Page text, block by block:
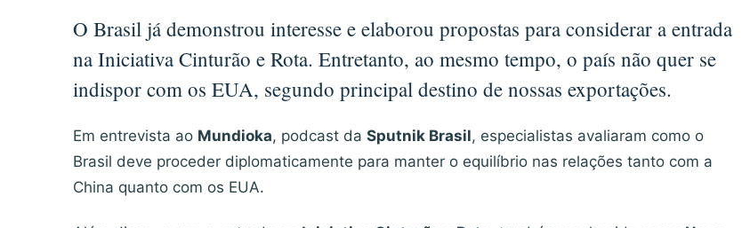
O Brasil já demonstrou interesse e elaborou propostas para considerar a entrada
na Iniciativa Cinturão e Rota. Entretanto, ao mesmo tempo, o país não quer se
indispor com os EUA, segundo principal destino de nossas exportações.
Em entrevista ao Mundioka, podcast da Sputnik Brasil, especialistas avaliaram como o
Brasil deve proceder diplomaticamente para manter o equilíbrio nas relações tanto com a
China quanto com os EUA.